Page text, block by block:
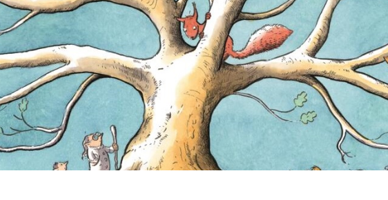
Kenmerken van dit boek
(Auto)biografie & dagboeken
Actie & avontuur
Jochem Myjer
Rick de